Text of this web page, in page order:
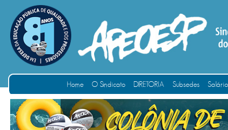
Home O Sindicato DIRETORIA Subsedes